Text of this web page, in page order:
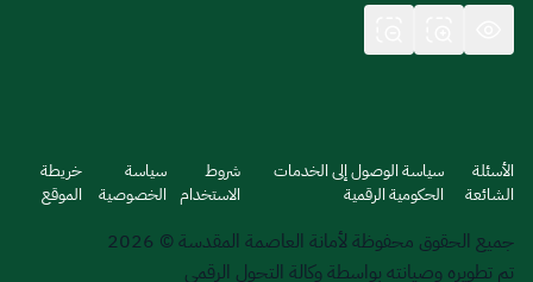
الأسئلة
الشائعة
سياسة الوصول إلى الخدمات
الحكومية الرقمية
شروط
الاستخدام
سياسة
الخصوصية
خريطة
الموقع
جميع الحقوق محفوظة لأمانة العاصمة المقدسة © 2026
تم تطويره وصيانته بواسطة وكالة التحول الرقمي